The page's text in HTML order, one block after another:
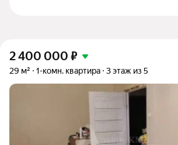
2 400 000 ₽
29 м² 1-комн. квартира 3 этаж из 5